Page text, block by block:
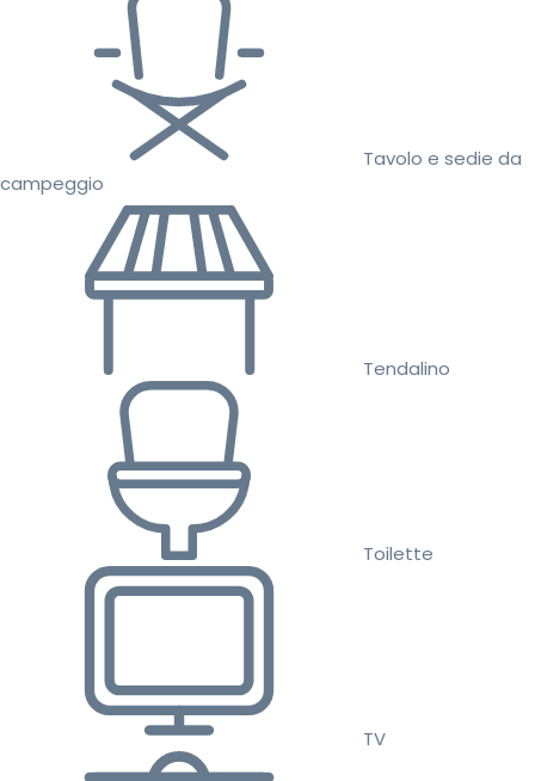
Tavolo e sedie da
campeggio
Tendalino
Toilette
TV